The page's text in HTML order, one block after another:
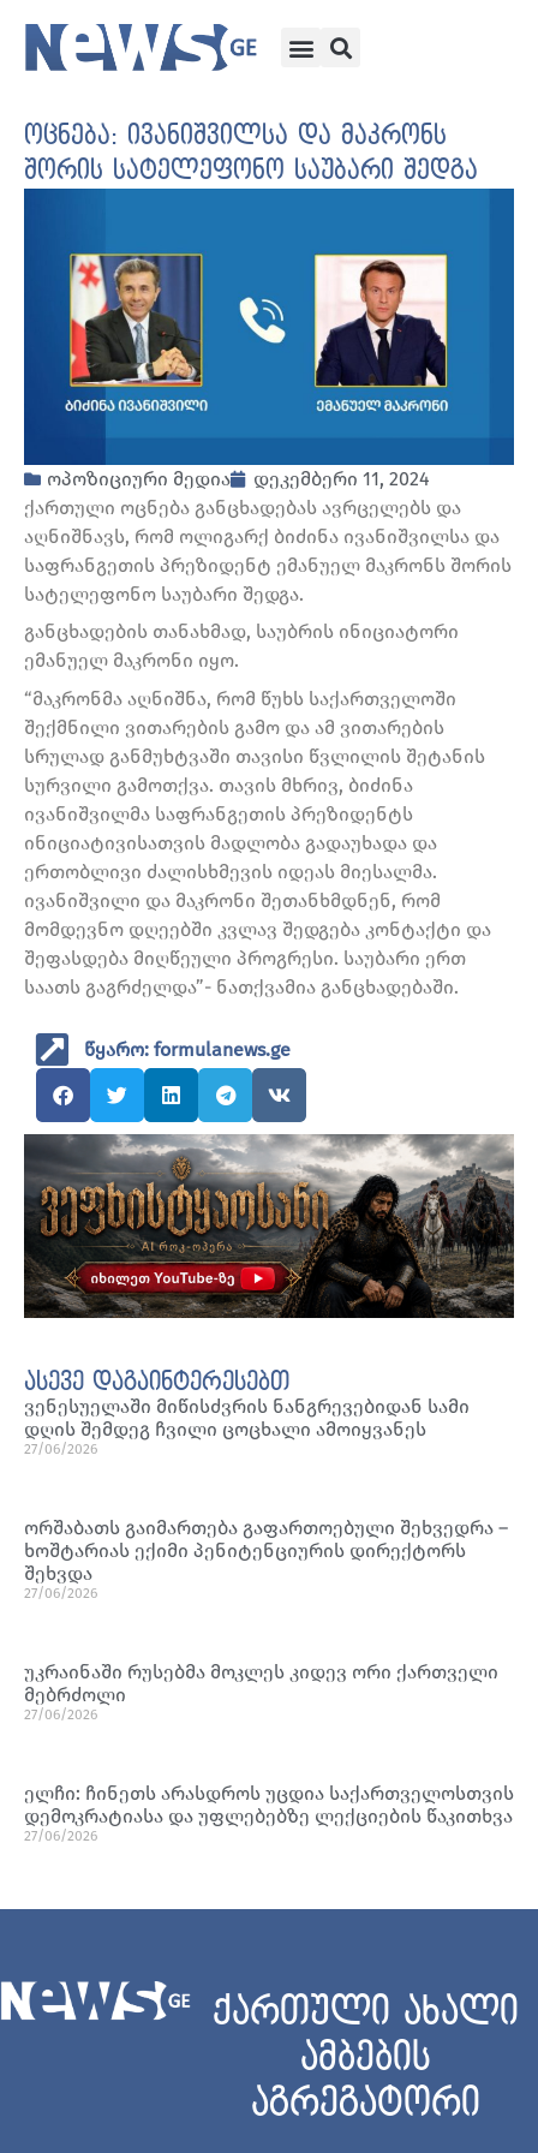
ოცნება: ივანიშვილსა და მაკრონს
შორის სატელეფონო საუბარი შედგა
ოპოზიციური მედია
დეკემბერი 11, 2024
ქართული ოცნება განცხადებას ავრცელებს და
აღნიშნავს, რომ ოლიგარქ ბიძინა ივანიშვილსა და
საფრანგეთის პრეზიდენტ ემანუელ მაკრონს შორის
სატელეფონო საუბარი შედგა.
განცხადების თანახმად, საუბრის ინიციატორი
ემანუელ მაკრონი იყო.
“მაკრონმა აღნიშნა, რომ წუხს საქართველოში
შექმნილი ვითარების გამო და ამ ვითარების
სრულად განმუხტვაში თავისი წვლილის შეტანის
სურვილი გამოთქვა. თავის მხრივ, ბიძინა
ივანიშვილმა საფრანგეთის პრეზიდენტს
ინიციატივისათვის მადლობა გადაუხადა და
ერთობლივი ძალისხმევის იდეას მიესალმა.
ივანიშვილი და მაკრონი შეთანხმდნენ, რომ
მომდევნო დღეებში კვლავ შედგება კონტაქტი და
შეფასდება მიღწეული პროგრესი. საუბარი ერთ
საათს გაგრძელდა”- ნათქვამია განცხადებაში.
წყარო: formulanews.ge
ასევე დაგაინტერესებთ
ვენესუელაში მიწისძვრის ნანგრევებიდან სამი
დღის შემდეგ ჩვილი ცოცხალი ამოიყვანეს
27/06/2026
ორშაბათს გაიმართება გაფართოებული შეხვედრა –
ხოშტარიას ექიმი პენიტენციურის დირექტორს
შეხვდა
27/06/2026
უკრაინაში რუსებმა მოკლეს კიდევ ორი ქართველი
მებრძოლი
27/06/2026
ელჩი: ჩინეთს არასდროს უცდია საქართველოსთვის
დემოკრატიასა და უფლებებზე ლექციების წაკითხვა
27/06/2026
ქართული ახალი
ამბების
აგრეგატორი